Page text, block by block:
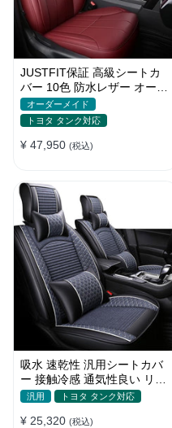
JUSTFIT保証 高級シートカ
バー 10色 防水レザー オーダ
ーメイド おしゃれ 全席セッ
ト
オーダーメイド
トヨタ タンク対応
¥ 47,950 (税込)
吸水 速乾性 汎用シートカバ
ー 接触冷感 通気性良い リネ
ン 耐久性 おしゃれ 全席セッ
汎用 トヨタ タンク対応
¥ 25,320 (税込)